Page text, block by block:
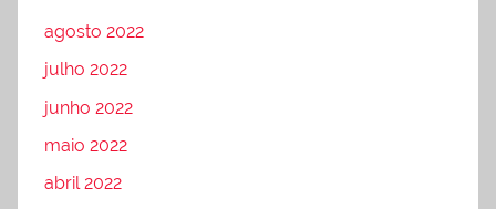
agosto 2022
julho 2022
junho 2022
maio 2022
abril 2022